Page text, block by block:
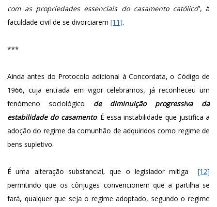
com as propriedades essenciais do casamento católico”, à
faculdade civil de se divorciarem [11].
***
Ainda antes do Protocolo adicional à Concordata, o Código de
1966, cuja entrada em vigor celebramos, já reconheceu um
fenómeno sociológico de diminuição progressiva da
estabilidade do casamento. É essa instabilidade que justifica a
adoção do regime da comunhão de adquiridos como regime de
bens supletivo.
É uma alteração substancial, que o legislador mitiga [12]
permitindo que os cônjuges convencionem que a partilha se
fará, qualquer que seja o regime adoptado, segundo o regime